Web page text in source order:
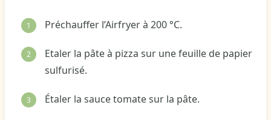
Préchauffer l’Airfryer à 200 °C.
Etaler la pâte à pizza sur une feuille de papier
sulfurisé.
Étaler la sauce tomate sur la pâte.